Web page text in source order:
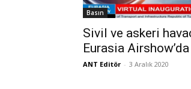
Basın
Sivil ve askeri
Eurasia
ANT Editör - 3 Aralık 2020